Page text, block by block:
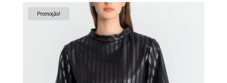
Promoção!